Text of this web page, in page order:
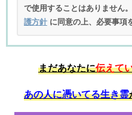
で使用することはありません
護方針 に同意の上、必要事項
まだあなたに伝えて
あの人に憑いてる生き霊